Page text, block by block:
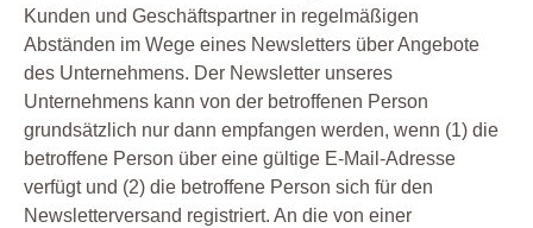
Kunden und Geschäftspartner in regelmäßigen
Abständen im Wege eines Newsletters über Angebote
des Unternehmens. Der Newsletter unseres
Unternehmens kann von der betroffenen Person
grundsätzlich nur dann empfangen werden, wenn (1) die
betroffene Person über eine gültige E-Mail-Adresse
verfügt und (2) die betroffene Person sich für den
Newsletterversand registriert. An die von einer